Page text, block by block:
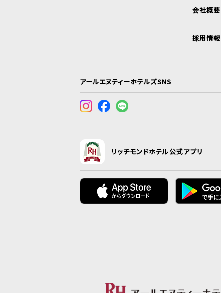
会社概要
採用情報
アールエヌティーホテルズSNS
リッチモンドホテル公式アプリ